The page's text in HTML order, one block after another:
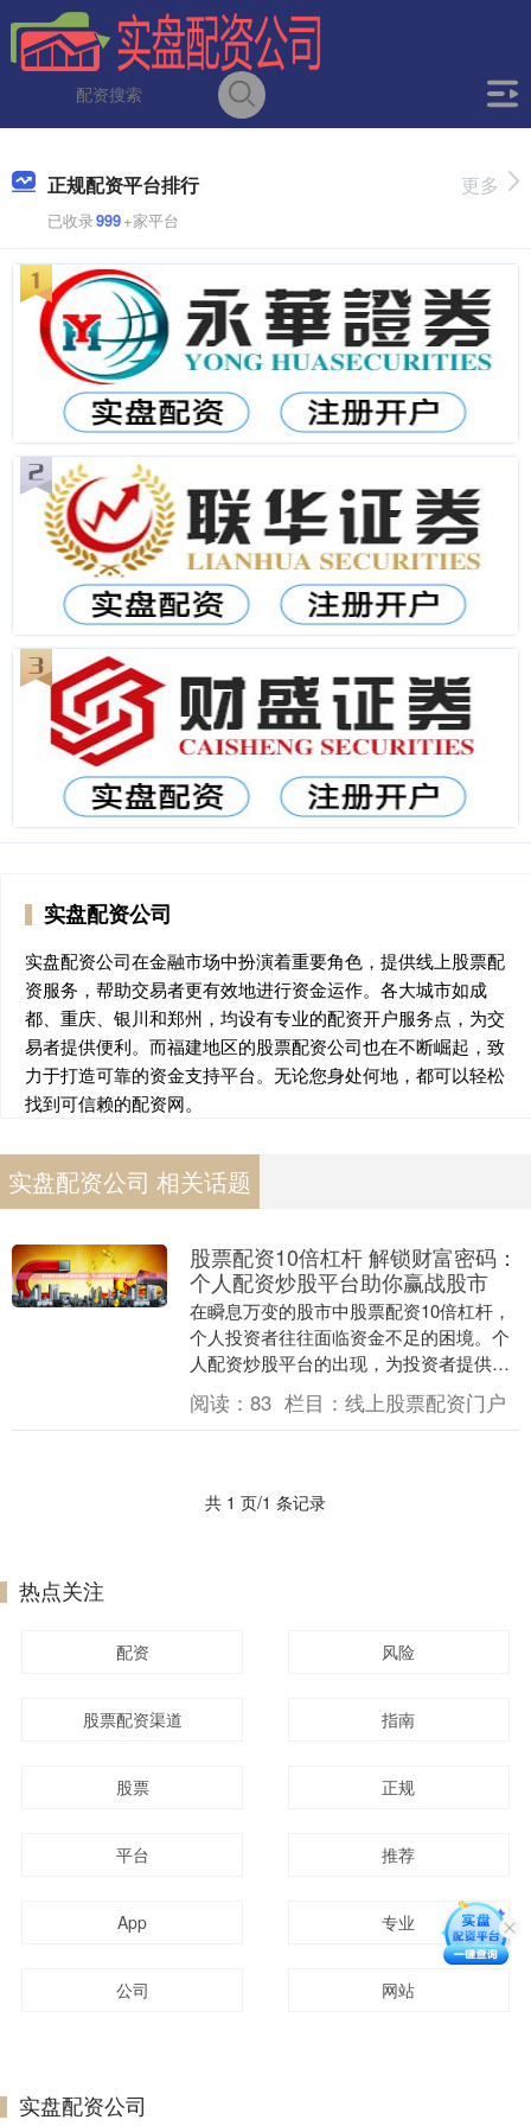
正规配资平台排行
已收录999+家平台
更多
实盘配资公司
实盘配资公司在金融市场中扮演着重要角色，提供线上股票配
资服务，帮助交易者更有效地进行资金运作。各大城市如成
都、重庆、银川和郑州，均设有专业的配资开户服务点，为交
易者提供便利。而福建地区的股票配资公司也在不断崛起，致
力于打造可靠的资金支持平台。无论您身处何地，都可以轻松
找到可信赖的配资网。
实盘配资公司 相关话题
股票配资10倍杠杆 解锁财富密码：
个人配资炒股平台助你赢战股市
在瞬息万变的股市中股票配资10倍杠杆，
个人投资者往往面临资金不足的困境。个
人配资炒股平台的出现，为投资者提供了
撬动更大资金的杠杆，助力他们在股市中
实现财富增值。....
阅读： 83 栏目： 线上股票配资门户
共 1 页/1 条记录
热点关注
配资 风险
股票配资渠道 指南
股票 正规
平台 推荐
App 专业
公司 网站
实盘配资公司